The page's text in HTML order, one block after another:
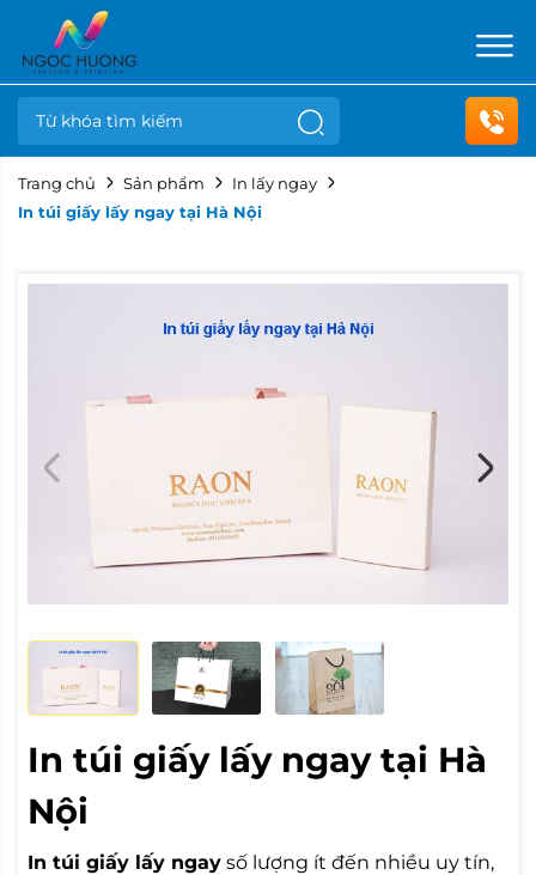
Trang chủ Sản phẩm
In lấy ngay
In túi giấy lấy ngay tại Hà Nội
In túi giấy lấy ngay tại Hà
Nội
In túi giấy lấy ngay số lượng ít đến nhiều uy tín,